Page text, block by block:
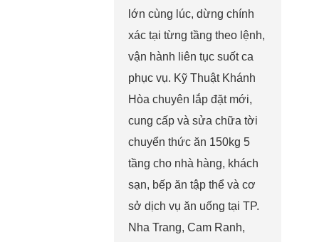
lớn cùng lúc, dừng chính
xác tại từng tầng theo lệnh,
vận hành liên tục suốt ca
phục vụ. Kỹ Thuật Khánh
Hòa chuyên lắp đặt mới,
cung cấp và sửa chữa tời
chuyển thức ăn 150kg 5
tầng cho nhà hàng, khách
sạn, bếp ăn tập thể và cơ
sở dịch vụ ăn uống tại TP.
Nha Trang, Cam Ranh,